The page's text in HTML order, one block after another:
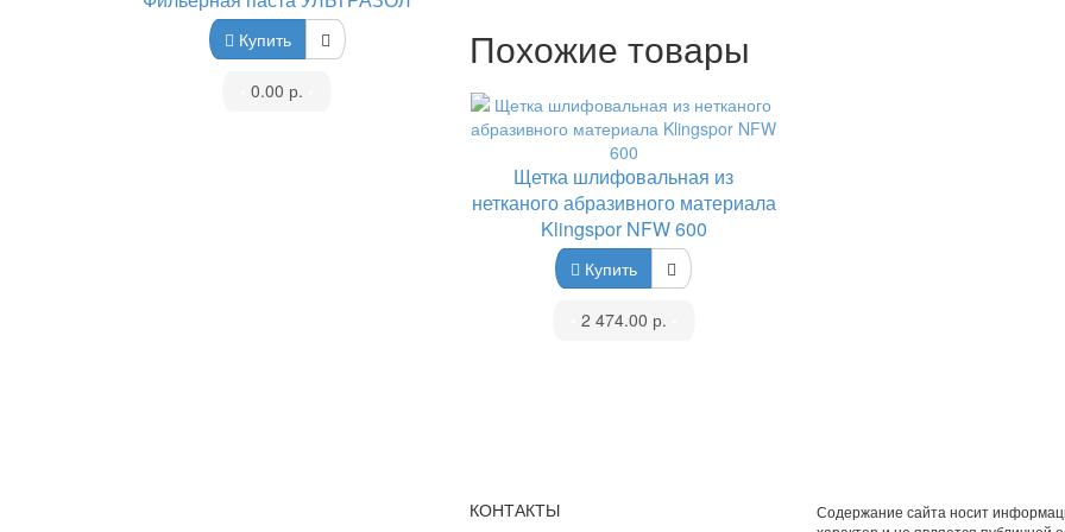
Купить
0.00 р.
Похожие товары
Щетка шлифовальная из
нетканого абразивного материала
Klingspor NFW 600
Купить
2 474.00 р.
КОНТАКТЫ
Содержание сайта носит